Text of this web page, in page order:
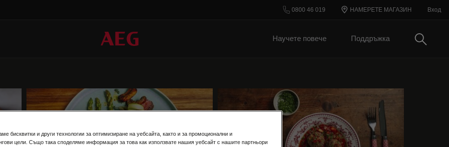
0800 46 019 НАМЕРЕТЕ МАГАЗИН Вход
Научете повече Поддръжка Търси
бисквитки и други технологии за оптимизиране на уебсайта, както и за промоционални и
цели. Също така споделяме информация за това как използвате нашия уебсайт с нашите партньори